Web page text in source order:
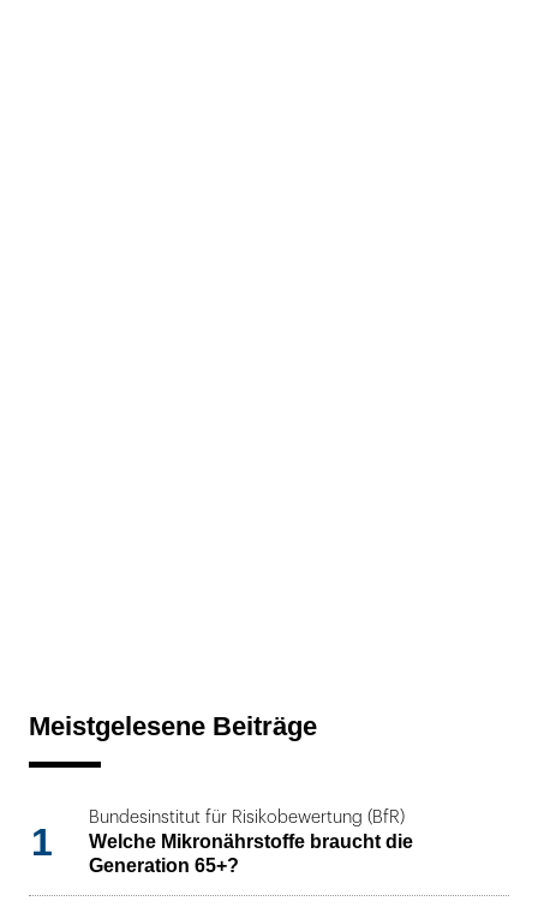
Meistgelesene Beiträge
1
Bundesinstitut für Risikobewertung (BfR)
Welche Mikronährstoffe braucht die
Generation 65+?